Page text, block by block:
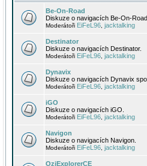
Be-On-Road
Diskuze o navigacích Be-On-
Moderátoři EiFeL96 jacktalking
Destinator
Diskuze o navigacích Destinator.
Moderátoři EiFeL96 jacktalking
Dynavix
Diskuze o navigacích Dynavix
Moderátoři EiFeL96 jacktalking
iGO
Diskuze o navigacích iGO.
Moderátoři EiFeL96 jacktalking
Navigon
Diskuze o navigacích Navigon.
Moderátoři EiFeL96 jacktalking
OziExplorerCE